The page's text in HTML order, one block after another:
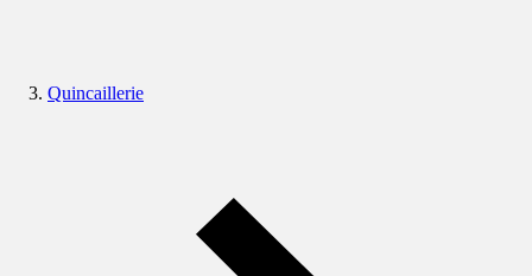
Quincaillerie